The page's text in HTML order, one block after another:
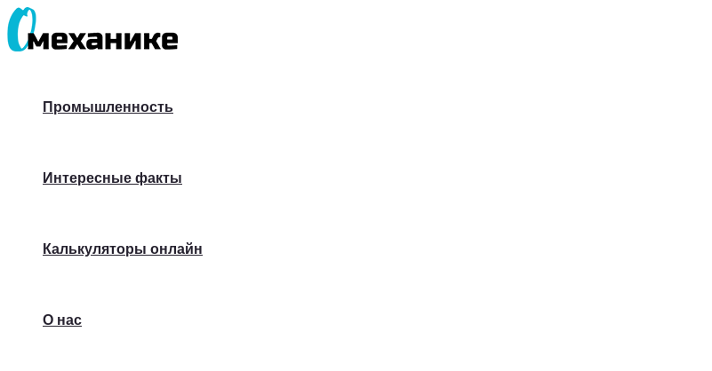
Перейти
к
Промышленность
Интересные факты
Калькуляторы онлайн
О нас